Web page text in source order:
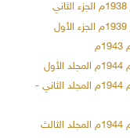
محاضر جلسات مجلس النواب السوري لعام 1944م المجلد الثاني -
محاضر جلسات مجلس النواب السوري لعام 1944م المجلد الثالث